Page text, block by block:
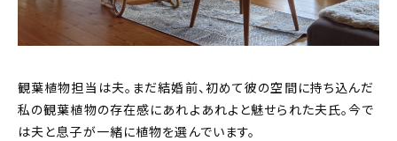
観葉植物担当は夫。まだ結婚前、初めて彼の空間に持ち込んだ
私の観葉植物の存在感にあれよあれよと魅せられた夫氏。今で
は夫と息子が一緒に植物を選んでいます。